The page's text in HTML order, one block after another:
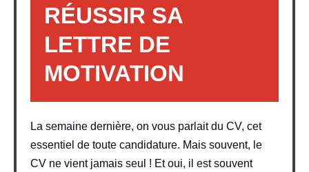
RÉUSSIR SA
LETTRE DE
MOTIVATION
La semaine dernière, on vous parlait du CV, cet
essentiel de toute candidature. Mais souvent, le
CV ne vient jamais seul ! Et oui, il est souvent